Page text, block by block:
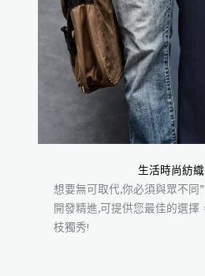
生活時尚紡
想要無可取代,你必須與眾不同
開發精進,可提供您最佳的選擇
枝獨秀!